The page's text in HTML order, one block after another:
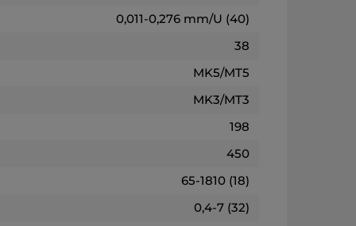
0,011-0,276 mm/U (40)
38
MK5/MT5
MK3/MT3
198
450
65-1810 (18)
0,4-7 (32)